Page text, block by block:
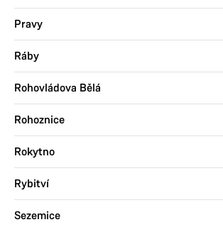
Pravy
Ráby
Rohovládova Bělá
Rohoznice
Rokytno
Rybitví
Sezemice